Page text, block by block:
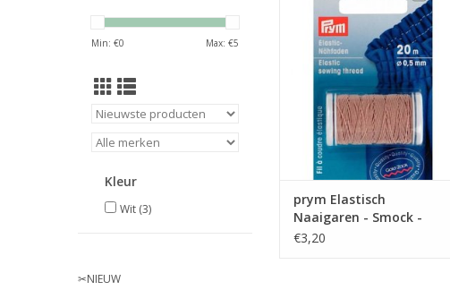
Min: €0 Max: €5
Kleur
Wit (3)
✂︎NIEUW
Elastisch Naaigaren - Smock -
Zandkleuring
TOEVOEGEN AAN WINKELWAGEN
prym Elastisch
Naaigaren - Smock -
Zandkleuring
€3,20